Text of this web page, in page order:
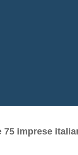
75 imprese